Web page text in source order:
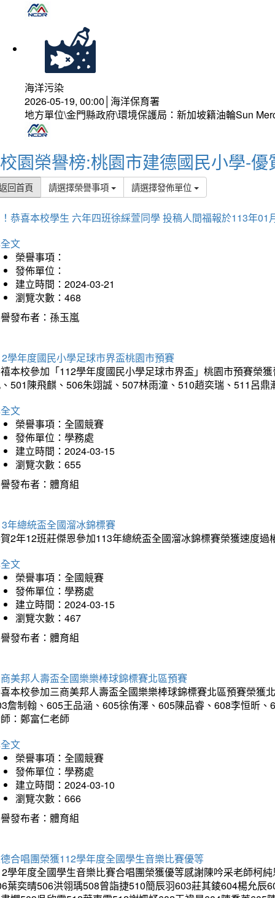
海洋污染
2026-05-19, 00:00│海洋保育署
地方單位\金門縣政府\環境保護局：新加坡籍油輪Sun
校園榮譽榜:桃園市建德國民小學-優
回首頁 請選擇榮譽事項 請選擇發佈單位
恭喜本校學生 六年四班徐綵萱同學 投稿人間福報於113年01
文
榮譽事項：
發佈單位：
建立時間：2024-03-21
瀏覽次數：468
發布者：孫玉嵐
學年度國民小學足球市界盃桃園市預賽
本校參加「112學年度國民小學足球市界盃」桃園市預賽榮
501陳飛麒、506朱翊誠、507林雨潼、510趙奕瑞、511呂
文
榮譽事項：全國競賽
發佈單位：學務處
建立時間：2024-03-15
瀏覽次數：655
發布者：體育組
年總統盃全國溜冰錦標賽
2年12班莊傑恩參加113年總統盃全國溜冰錦標賽榮獲速度過
文
榮譽事項：全國競賽
發佈單位：學務處
建立時間：2024-03-15
瀏覽次數：467
發布者：體育組
美邦人壽盃全國樂樂棒球錦標賽北區預賽
本校參加三商美邦人壽盃全國樂樂棒球錦標賽北區預賽榮
詹制翰、605王品涵、605徐侑澤、605陳品睿、608李恒昕
：鄭富仁老師
文
榮譽事項：全國競賽
發佈單位：學務處
建立時間：2024-03-10
瀏覽次數：666
發布者：體育組
合唱團榮獲112學年度全國學生音樂比賽優等
學年度全國學生音樂比賽合唱團榮獲優等感謝陳吟采老師柯
葉奕晴506洪翎瑀508曾詣捷510簡辰羽603莊其錂604楊允